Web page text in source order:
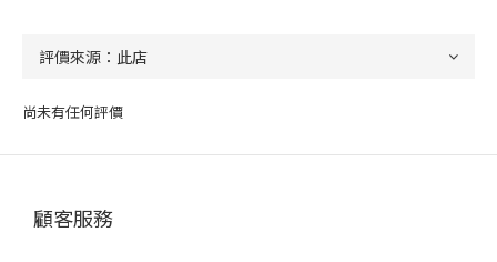
尚未有任何評價
顧客服務